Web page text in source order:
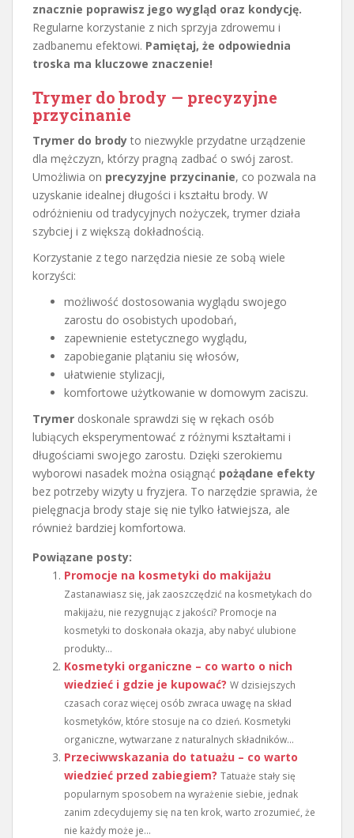
znacznie poprawisz jego wygląd oraz kondycję.
Regularne korzystanie z nich sprzyja zdrowemu i
zadbanemu efektowi. Pamiętaj, że odpowiednia
troska ma kluczowe znaczenie!
Trymer do brody — precyzyjne
przycinanie
Trymer do brody to niezwykle przydatne urządzenie
dla mężczyzn, którzy pragną zadbać o swój zarost.
Umożliwia on precyzyjne przycinanie, co pozwala na
uzyskanie idealnej długości i kształtu brody. W
odróżnieniu od tradycyjnych nożyczek, trymer działa
szybciej i z większą dokładnością.
Korzystanie z tego narzędzia niesie ze sobą wiele
korzyści:
możliwość dostosowania wyglądu swojego
zarostu do osobistych upodobań,
zapewnienie estetycznego wyglądu,
zapobieganie plątaniu się włosów,
ułatwienie stylizacji,
komfortowe użytkowanie w domowym zaciszu.
Trymer doskonale sprawdzi się w rękach osób
lubiących eksperymentować z różnymi kształtami i
długościami swojego zarostu. Dzięki szerokiemu
wyborowi nasadek można osiągnąć pożądane efekty
bez potrzeby wizyty u fryzjera. To narzędzie sprawia, że
pielęgnacja brody staje się nie tylko łatwiejsza, ale
również bardziej komfortowa.
Powiązane posty:
Promocje na kosmetyki do makijażu
Zastanawiasz się, jak zaoszczędzić na kosmetykach do
makijażu, nie rezygnując z jakości? Promocje na
kosmetyki to doskonała okazja, aby nabyć ulubione
produkty...
Kosmetyki organiczne – co warto o nich
wiedzieć i gdzie je kupować? W dzisiejszych
czasach coraz więcej osób zwraca uwagę na skład
kosmetyków, które stosuje na co dzień. Kosmetyki
organiczne, wytwarzane z naturalnych składników...
Przeciwwskazania do tatuażu – co warto
wiedzieć przed zabiegiem? Tatuaże stały się
popularnym sposobem na wyrażenie siebie, jednak
zanim zdecydujemy się na ten krok, warto zrozumieć, że
nie każdy może je...